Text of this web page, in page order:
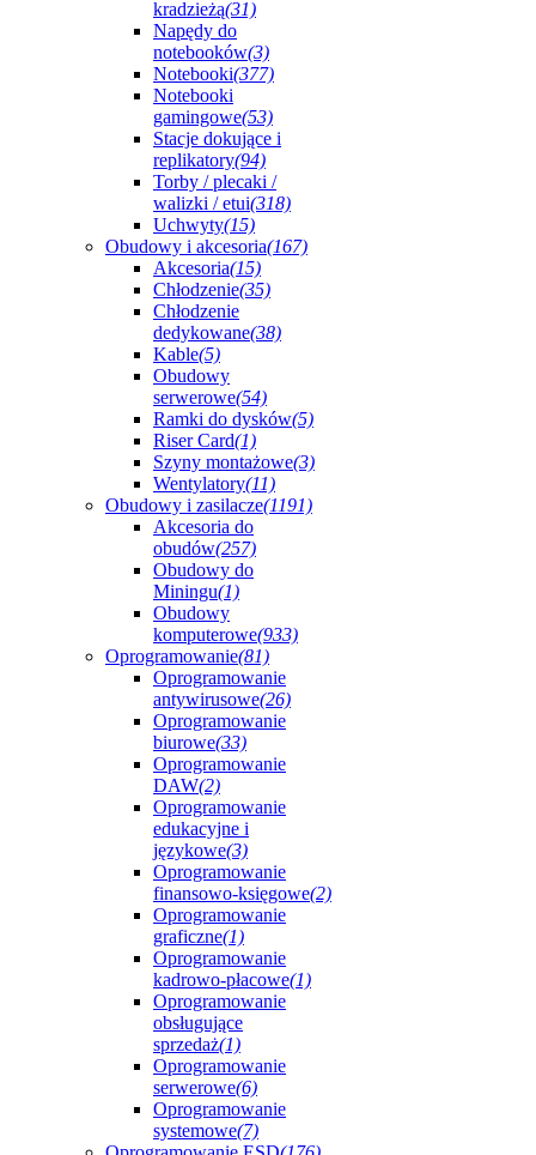
kradzieżą(31)
Napędy do
notebooków(3)
Notebooki(377)
Notebooki
gamingowe(53)
Stacje dokujące i
replikatory(94)
Torby / plecaki /
walizki / etui(318)
Uchwyty(15)
Obudowy i akcesoria(167)
Akcesoria(15)
Chłodzenie(35)
Chłodzenie
dedykowane(38)
Kable(5)
Obudowy
serwerowe(54)
Ramki do dysków(5)
Riser Card(1)
Szyny montażowe(3)
Wentylatory(11)
Obudowy i zasilacze(1191)
Akcesoria do
obudów(257)
Obudowy do
Miningu(1)
Obudowy
komputerowe(933)
Oprogramowanie(81)
Oprogramowanie
antywirusowe(26)
Oprogramowanie
biurowe(33)
Oprogramowanie
DAW(2)
Oprogramowanie
edukacyjne i
językowe(3)
Oprogramowanie
finansowo-księgowe(2)
Oprogramowanie
graficzne(1)
Oprogramowanie
kadrowo-płacowe(1)
Oprogramowanie
obsługujące
sprzedaż(1)
Oprogramowanie
serwerowe(6)
Oprogramowanie
systemowe(7)